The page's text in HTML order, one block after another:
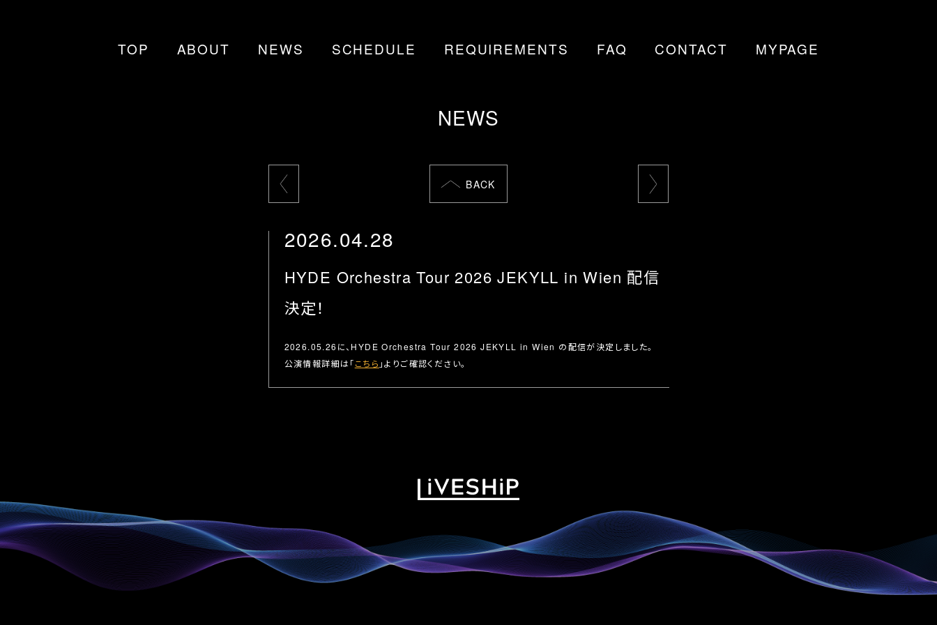
TOP ABOUT NEWS SCHEDULE REQUIREMENTS FAQ CONTACT MYPAGE
NEWS
BACK
2026.04.28
HYDE Orchestra Tour 2026 JEKYLL in Wien 配信
決定！
2026.05.26に、HYDE Orchestra Tour 2026 JEKYLL in Wien の配信が決定しました。
公演情報詳細は「こちら 」よりご確認ください。